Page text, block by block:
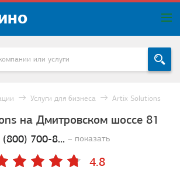
Услуги для бизнеса Artix Solutions
на Дмитровском шоссе 81
(800) 700-8... – показать
4.8